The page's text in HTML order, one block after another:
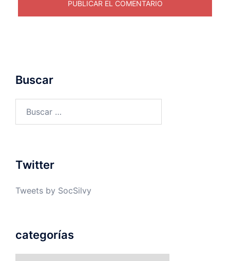
Buscar
Twitter
Tweets by SocSilvy
categorías